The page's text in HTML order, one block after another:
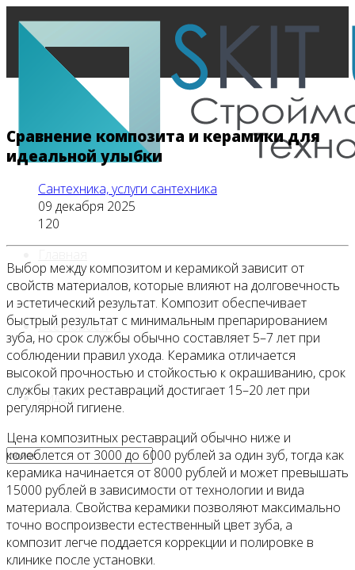
Все новости
Видео
Сравнение композита и керамики для
идеальной улыбки
Сантехника, услуги сантехника
09 декабря 2025
120
Выбор между композитом и керамикой зависит от
свойств материалов, которые влияют на долговечность
и эстетический результат. Композит обеспечивает
быстрый результат с минимальным препарированием
зуба, но срок службы обычно составляет 5–7 лет при
соблюдении правил ухода. Керамика отличается
высокой прочностью и стойкостью к окрашиванию, срок
службы таких реставраций достигает 15–20 лет при
регулярной гигиене.
Цена композитных реставраций обычно ниже и
колеблется от 3000 до 6000 рублей за один зуб, тогда как
керамика начинается от 8000 рублей и может превышать
15000 рублей в зависимости от технологии и вида
материала. Свойства керамики позволяют максимально
точно воспроизвести естественный цвет зуба, а
композит легче поддается коррекции и полировке в
клинике после установки.